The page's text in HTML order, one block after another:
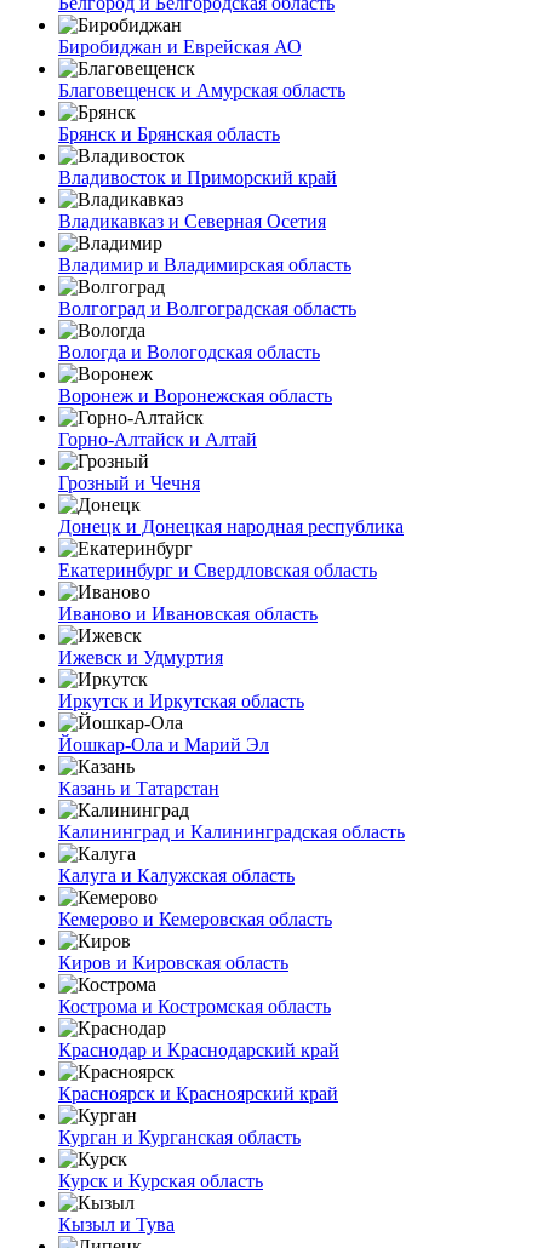
Биробиджан и Еврейская АО
Благовещенск и Амурская область
Брянск и Брянская область
Владивосток и Приморский край
Владикавказ и Северная Осетия
Владимир и Владимирская область
Волгоград и Волгоградская область
Вологда и Вологодская область
Воронеж и Воронежская область
Горно-Алтайск и Алтай
Грозный и Чечня
Донецк и Донецкая народная республика
Екатеринбург и Свердловская область
Иваново и Ивановская область
Ижевск и Удмуртия
Иркутск и Иркутская область
Йошкар-Ола и Марий Эл
Казань и Татарстан
Калининград и Калининградская область
Калуга и Калужская область
Кемерово и Кемеровская область
Киров и Кировская область
Кострома и Костромская область
Краснодар и Краснодарский край
Красноярск и Красноярский край
Курган и Курганская область
Курск и Курская область
Кызыл и Тува